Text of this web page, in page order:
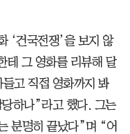
‘건국전쟁’을 보지 않
테 그 영화를 리뷰해 달
고 직접 영화까지 봐
하나”라고 했다. 그는
분명히 끝났다”며 “어